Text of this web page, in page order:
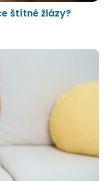
štítné žlázy?